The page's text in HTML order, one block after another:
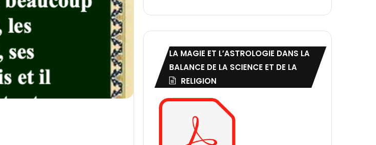
LA MAGIE ET L’ASTROLOGIE DANS LA
BALANCE DE LA SCIENCE ET DE LA
RELIGION